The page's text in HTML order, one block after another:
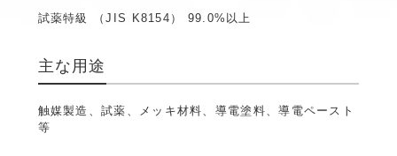
試薬特級 （JIS K8154） 99.0%以上
主な用途
触媒製造、試薬、メッキ材料、導電塗料、導電ペースト
等